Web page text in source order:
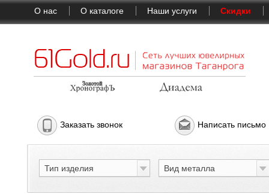
О нас О каталоге Наши услуги Скидки
Заказать звонок Написать письмо
Тип изделия Вид металла